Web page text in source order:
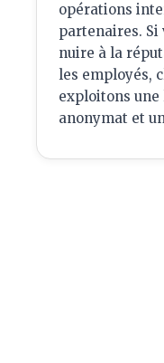
opérations
partenaires. Si
nuire à la
les employés,
exploitons
anonymat et